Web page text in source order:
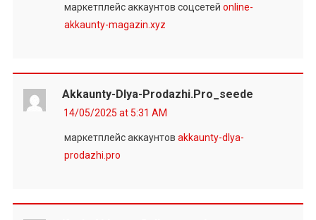
маркетплейс аккаунтов соцсетей online-
akkaunty-magazin.xyz
Akkaunty-Dlya-Prodazhi.pro_seede
14/05/2025 at 5:31 AM
маркетплейс аккаунтов akkaunty-dlya-
prodazhi.pro